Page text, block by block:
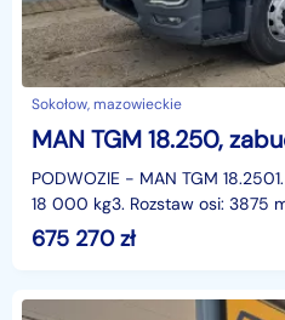
Sokołow, mazowieckie
PODWOZIE - MAN TGM
18 000 kg3. Rozstaw osi: 3875
automatyczna5. Moc silnika 250
675 270zł